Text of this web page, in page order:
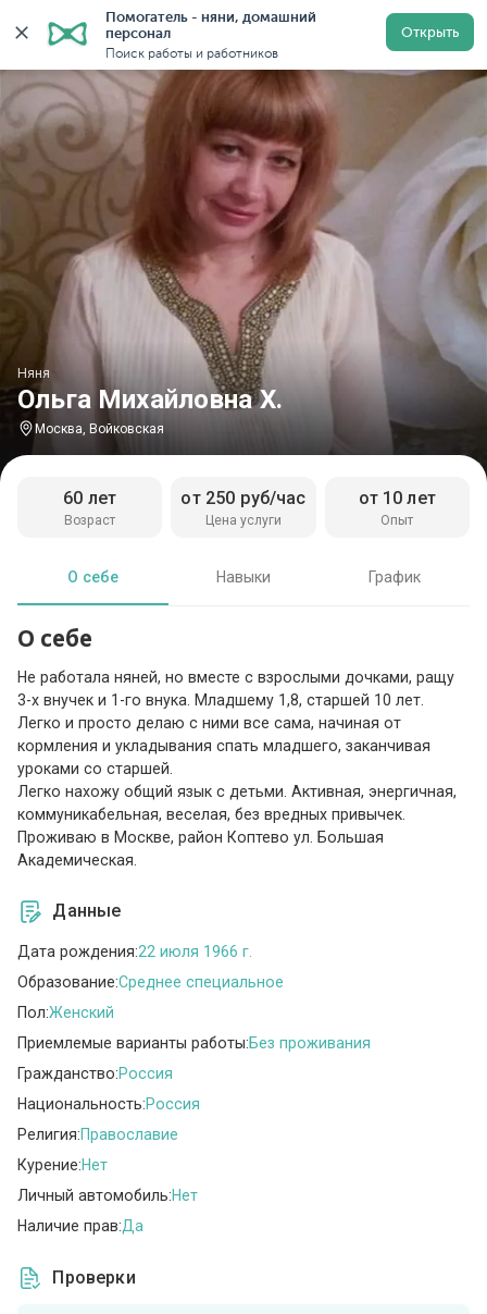
Помогатель - няни, домашний
персонал
Поиск работы и работников
Открыть
Главная Няни Няни в Москве Няни у метро
Ольга Михайловна Х.
Няня
Москва, Войковская
Возраст
60 лет
Цена услуги
от 250 руб/час
Опыт
от 10 лет
О себе Навыки График
О себе
Не работала няней, но вместе с взрослыми дочками, ращу
3-х внучек и 1-го внука. Младшему 1,8, старшей 10 лет.
Легко и просто делаю с ними все сама, начиная от
кормления и укладывания спать младшего, заканчивая
уроками со старшей.
Легко нахожу общий язык с детьми. Активная, энергичная,
коммуникабельная, веселая, без вредных привычек.
Проживаю в Москве, район Коптево ул. Большая
Академическая.
Данные
Дата рождения:22 июля 1966 г.
Образование:Среднее специальное
Пол:Женский
Приемлемые варианты работы:Без проживания
Гражданство:Россия
Национальность:Россия
Религия:Православие
Курение:Нет
Личный автомобиль:Нет
Наличие прав:Да
Проверки